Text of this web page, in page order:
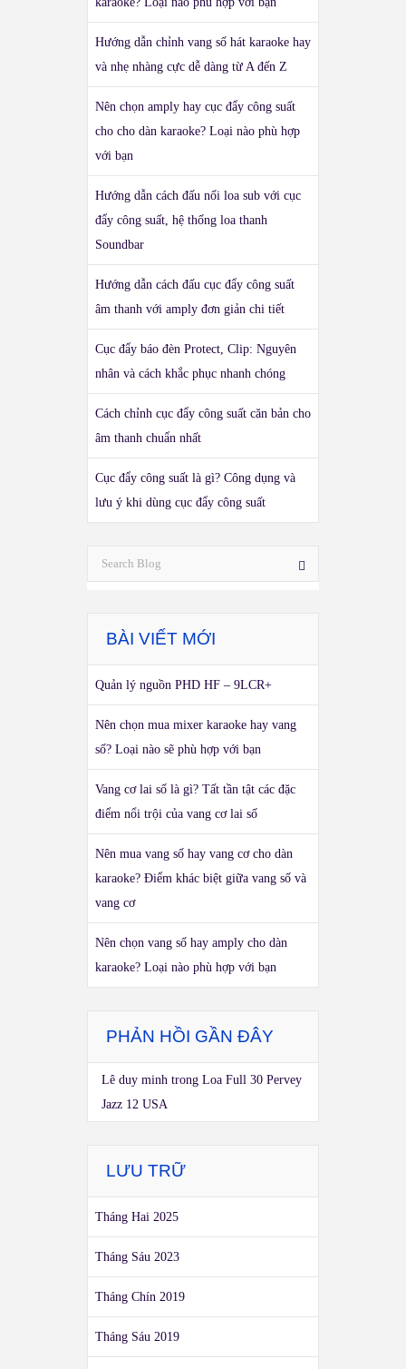
Hướng dẫn chỉnh vang số hát karaoke hay
và nhẹ nhàng cực dễ dàng từ A đến Z
Nên chọn amply hay cục đẩy công suất
cho cho dàn karaoke? Loại nào phù hợp
với bạn
Hướng dẫn cách đấu nối loa sub với cục
đẩy công suất, hệ thống loa thanh
Soundbar
Hướng dẫn cách đấu cục đẩy công suất
âm thanh với amply đơn giản chi tiết
Cục đẩy báo đèn Protect, Clip: Nguyên
nhân và cách khắc phục nhanh chóng
Cách chỉnh cục đẩy công suất căn bản cho
âm thanh chuẩn nhất
Cục đẩy công suất là gì? Công dụng và
lưu ý khi dùng cục đẩy công suất
BÀI VIẾT MỚI
Quản lý nguồn PHD HF – 9LCR+
Nên chọn mua mixer karaoke hay vang
số? Loại nào sẽ phù hợp với bạn
Vang cơ lai số là gì? Tất tần tật các đặc
điểm nổi trội của vang cơ lai số
Nên mua vang số hay vang cơ cho dàn
karaoke? Điểm khác biệt giữa vang số và
vang cơ
Nên chọn vang số hay amply cho dàn
karaoke? Loại nào phù hợp với bạn
PHẢN HỒI GẦN ĐÂY
Lê duy minh trong Loa Full 30 Pervey
Jazz 12 USA
LƯU TRỮ
Tháng Hai 2025
Tháng Sáu 2023
Tháng Chín 2019
Tháng Sáu 2019